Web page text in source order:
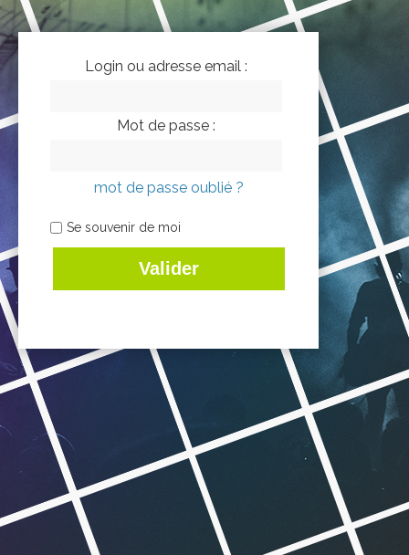
Login ou adresse email :
Mot de passe :
mot de passe oublié ?
Se souvenir de moi